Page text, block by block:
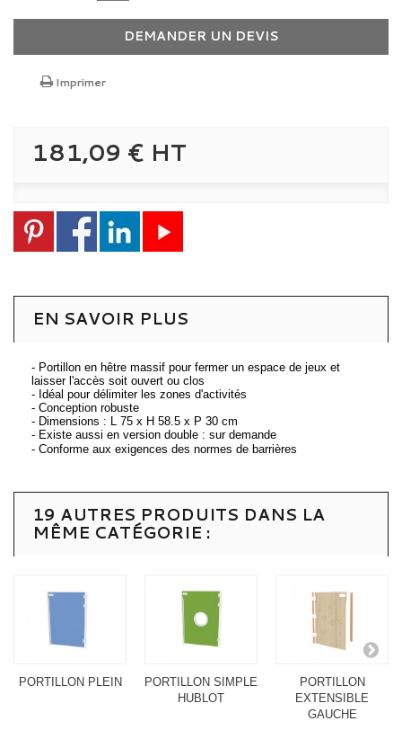
DEMANDER UN DEVIS
Imprimer
181,09 € HT
EN SAVOIR PLUS
- Portillon en hêtre massif pour fermer un espace de jeux et
laisser l'accès soit ouvert ou clos
- Idéal pour délimiter les zones d'activités
- Conception robuste
- Dimensions : L 75 x H 58.5 x P 30 cm
- Existe aussi en version double : sur demande
- Conforme aux exigences des normes de barrières
19 AUTRES PRODUITS DANS LA
MÊME CATÉGORIE :
PORTILLON PLEIN
PORTILLON SIMPLE
HUBLOT
PORTILLON
EXTENSIBLE
GAUCHE